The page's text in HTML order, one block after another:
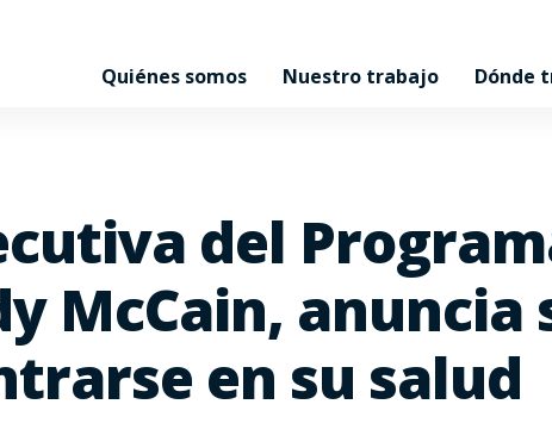
Quiénes somos Nuestro trabajo Dónde
del
McCain, anuncia
en su salud